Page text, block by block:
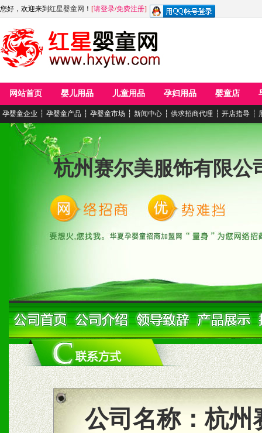
您好，欢迎来到 红星婴童网 ！ [请登录/免费注册]
网站首页 婴儿用品 儿童用品 孕妇用品 婴童店
孕婴童企业 ┆ 孕婴童产品 ┆ 孕婴童市场 ┆ 新闻中心 ┆ 供求招商代理 ┆ 开店指导 ┆
杭州赛尔美服饰有限公
公司名称：杭州